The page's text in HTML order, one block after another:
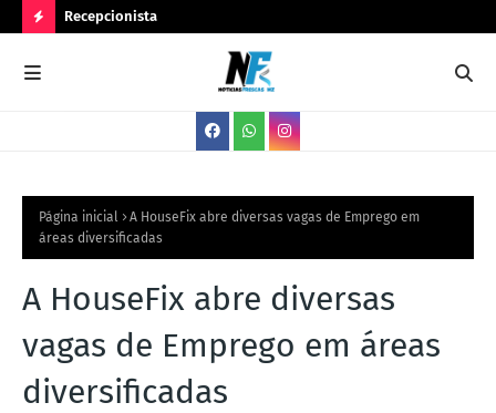
O
V
S
Recepcionista
Página inicial
A HouseFix abre diversas vagas de Emprego em
áreas diversificadas
A HouseFix abre diversas
vagas de Emprego em áreas
diversificadas